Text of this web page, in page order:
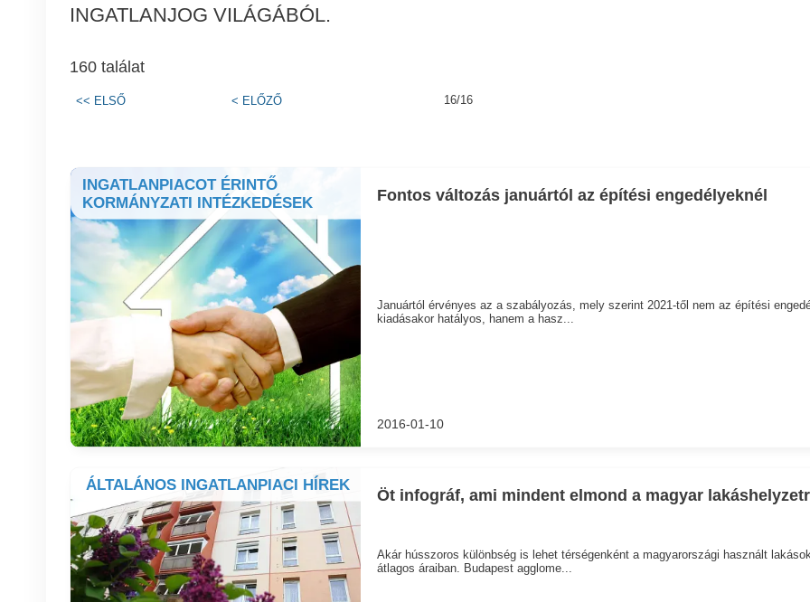
INGATLANJOG VILÁGÁBÓL.
160 találat
<< ELSŐ < ELŐZŐ 16/16
INGATLANPIACOT ÉRINTŐ
KORMÁNYZATI INTÉZKEDÉSEK
Fontos változás januártól az építési engedélyeknél
Januártól érvényes az a szabályozás, mely szerint 2021-től nem az építési
kiadásakor hatályos, hanem a hasz...
2016-01-10
ÁLTALÁNOS INGATLANPIACI HÍREK
Öt infográf, ami mindent elmond a magyar
Akár hússzoros különbség is lehet térségenként a magyarországi használt
átlagos áraiban. Budapest agglome...